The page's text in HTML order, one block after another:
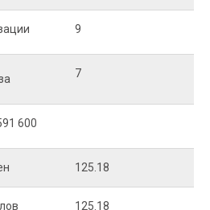
9
7
600
125.18
125.18